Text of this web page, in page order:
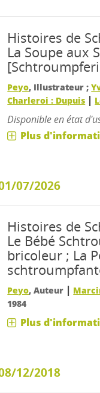
Histoires de
La Soupe aux
Peyo, Illustrateur ;
Charleroi : Dupuis |
Disponible en état
Plus
07/2026
Histoires de
Le Bébé
bricoleur ; La
Peyo, Auteur |
1984
Plus
12/2018